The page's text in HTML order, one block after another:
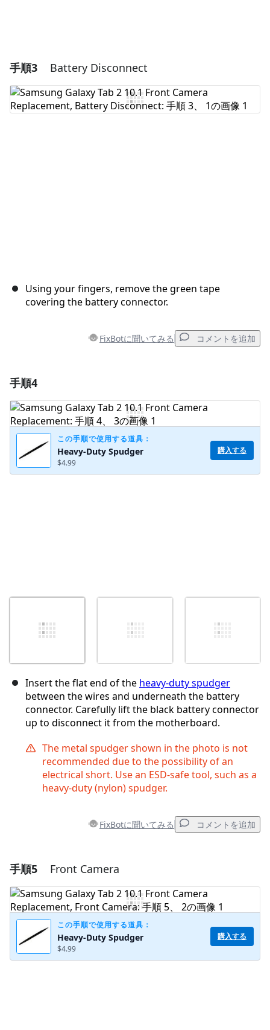
手順3 Battery Disconnect
Using your fingers, remove the green tape
covering the battery connector.
FixBotに聞いてみる コメントを追加
コメントを追加
手順4
この手順で使用する道具：
Heavy-Duty Spudger
$4.99
購入する
Insert the flat end of the heavy-duty spudger
between the wires and underneath the battery
connector. Carefully lift the black battery connector
up to disconnect it from the motherboard.
The metal spudger shown in the photo is not
recommended due to the possibility of an
electrical short. Use an ESD-safe tool, such as a
heavy-duty (nylon) spudger.
FixBotに聞いてみる コメントを追加
コメントを追加
コメントを追加
手順5 Front Camera
この手順で使用する道具：
Heavy-Duty Spudger
$4.99
購入する